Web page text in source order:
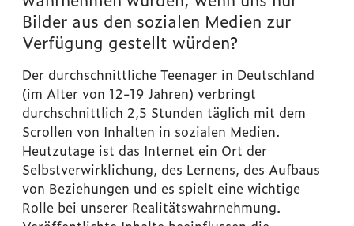
Bilder aus den sozialen Medien zur
Verfügung gestellt würden?
Der durchschnittliche Teenager in Deutschland
(im Alter von 12-19 Jahren) verbringt
durchschnittlich 2,5 Stunden täglich mit dem
Scrollen von Inhalten in sozialen Medien.
Heutzutage ist das Internet ein Ort der
Selbstverwirklichung, des Lernens, des Aufbaus
von Beziehungen und es spielt eine wichtige
Rolle bei unserer Realitätswahrnehmung.